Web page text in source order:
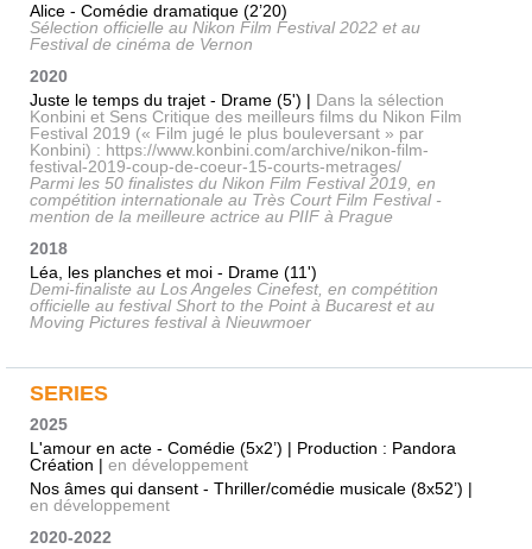
Alice - Comédie dramatique (2’20)
Sélection officielle au Nikon Film Festival 2022 et au
Festival de cinéma de Vernon
2020
Juste le temps du trajet - Drame (5') | Dans la sélection
Konbini et Sens Critique des meilleurs films du Nikon Film
Festival 2019 (« Film jugé le plus bouleversant » par
Konbini) : https://www.konbini.com/archive/nikon-film-
festival-2019-coup-de-coeur-15-courts-metrages/
Parmi les 50 finalistes du Nikon Film Festival 2019, en
compétition internationale au Très Court Film Festival -
mention de la meilleure actrice au PIIF à Prague
2018
Léa, les planches et moi - Drame (11')
Demi-finaliste au Los Angeles Cinefest, en compétition
officielle au festival Short to the Point à Bucarest et au
Moving Pictures festival à Nieuwmoer
SERIES
2025
L'amour en acte - Comédie (5x2’) | Production : Pandora
Création | en développement
Nos âmes qui dansent - Thriller/comédie musicale (8x52’) |
en développement
2020-2022